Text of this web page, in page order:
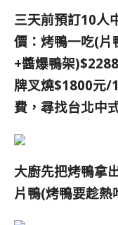
三天前預訂10人
價：烤鴨一吃(
+醬爆鴨架
牌叉燒$1800元/
費， 尋找台北中
大廚先把烤鴨拿
片鴨(烤鴨要趁熱